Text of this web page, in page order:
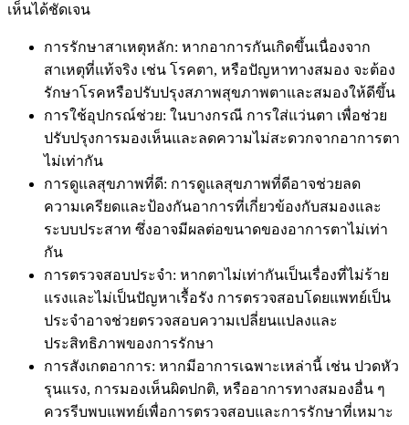
เห็นได้ชัดเจน
การรักษาสาเหตุหลัก: หากอาการกันเกิดขึ้นเนื่องจาก
สาเหตุที่แท้จริง เช่น โรคตา, หรือปัญหาทางสมอง จะต้อง
รักษาโรคหรือปรับปรุงสภาพสุขภาพตาและสมองให้ดีขึ้น
การใช้อุปกรณ์ช่วย: ในบางกรณี การใส่แว่นตา เพื่อช่วย
ปรับปรุงการมองเห็นและลดความไม่สะดวกจากอาการตา
ไม่เท่ากัน
การดูแลสุขภาพที่ดี: การดูแลสุขภาพที่ดีอาจช่วยลด
ความเครียดและป้องกันอาการที่เกี่ยวข้องกับสมองและ
ระบบประสาท ซึ่งอาจมีผลต่อขนาดของอาการตาไม่เท่า
กัน
การตรวจสอบประจำ: หากตาไม่เท่ากันเป็นเรื่องที่ไม่ร้าย
แรงและไม่เป็นปัญหาเรื้อรัง การตรวจสอบโดยแพทย์เป็น
ประจำอาจช่วยตรวจสอบความเปลี่ยนแปลงและ
ประสิทธิภาพของการรักษา
การสังเกตอาการ: หากมีอาการเฉพาะเหล่านี้ เช่น ปวดหัว
รุนแรง, การมองเห็นผิดปกติ, หรืออาการทางสมองอื่น ๆ
ควรรีบพบแพทย์เพื่อการตรวจสอบและการรักษาที่เหมาะ